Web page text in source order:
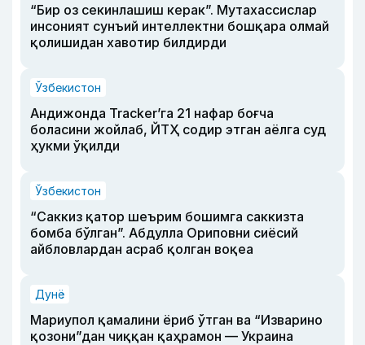
“Бир оз секинлашиш керак”. Мутахассислар
инсоният сунъий интеллектни бошқара олмай
қолишидан хавотир билдирди
Ўзбекистон
Андижонда Tracker’га 21 нафар боғча
боласини жойлаб, ЙТҲ содир этган аёлга суд
ҳукми ўқилди
Ўзбекистон
“Саккиз қатор шеърим бошимга саккизта
бомба бўлган”. Абдулла Ориповни сиёсий
айбловлардан асраб қолган воқеа
Дунё
Мариупол қамалини ёриб ўтган ва “Изварино
қозони”дан чиққан қаҳрамон — Украина